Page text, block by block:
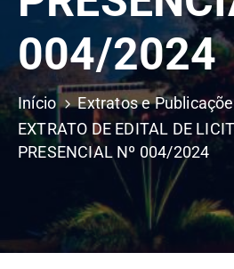
004/2024
Início
Extratos e
EXTRATO DE EDITAL DE
PRESENCIAL Nº 004/2024